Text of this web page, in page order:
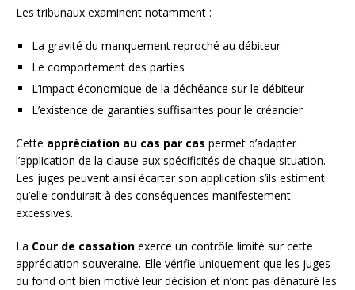
Les tribunaux examinent notamment :
La gravité du manquement reproché au débiteur
Le comportement des parties
L’impact économique de la déchéance sur le débiteur
L’existence de garanties suffisantes pour le créancier
Cette appréciation au cas par cas permet d’adapter
l’application de la clause aux spécificités de chaque situation.
Les juges peuvent ainsi écarter son application s’ils estiment
qu’elle conduirait à des conséquences manifestement
excessives.
La Cour de cassation exerce un contrôle limité sur cette
appréciation souveraine. Elle vérifie uniquement que les juges
du fond ont bien motivé leur décision et n’ont pas dénaturé les